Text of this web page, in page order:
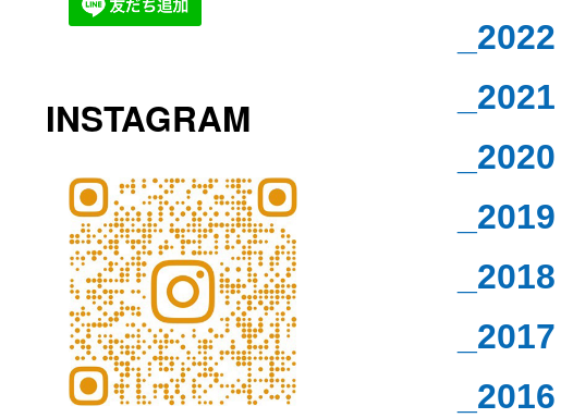
_2022
_2021
_2020
_2019
_2018
_2017
_2016
INSTAGRAM